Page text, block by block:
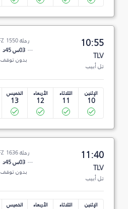
10:55
TLV
تل أبيب
رحلة FZ 1550
03س 45د
بدون توقف
الإثنين
10
الثلاثاء
11
الأربعاء
12
الخميس
13
11:40
TLV
تل أبيب
رحلة FZ 1636
03س 45د
بدون توقف
الإثنين الثلاثاء الأربعاء الخميس